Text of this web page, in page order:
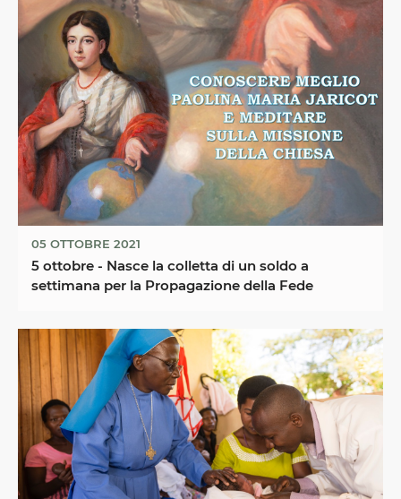
05 OTTOBRE 2021
5 ottobre - Nasce la colletta di un soldo a
settimana per la Propagazione della Fede